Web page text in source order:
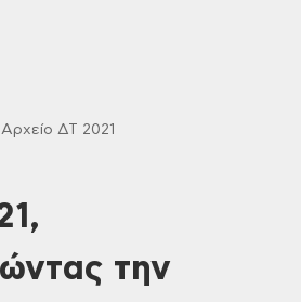
Αρχείο ΔΤ 2021
την